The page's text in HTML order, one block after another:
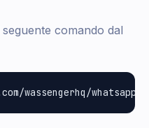
comando dal